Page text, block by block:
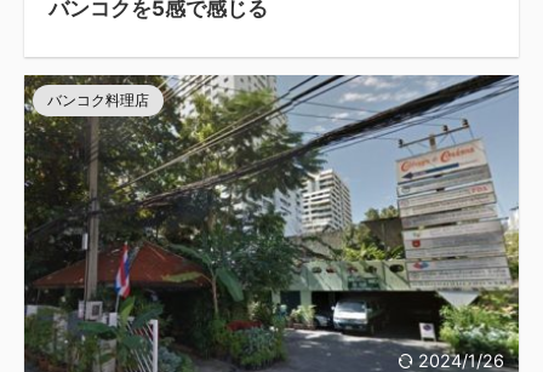
バンコクを5感で感じる
2024/1/26
バンコク料理店